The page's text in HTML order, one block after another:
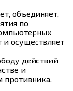
объединяет,
по
и осуществляет
действий
и
противника.